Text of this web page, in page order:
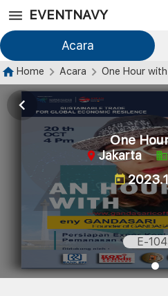
EVENTNAVY
Acara
Home Acara One Hour with
One
Jakarta
E-